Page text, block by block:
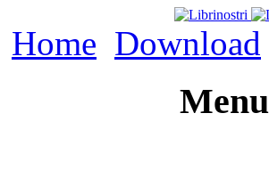
Home Download